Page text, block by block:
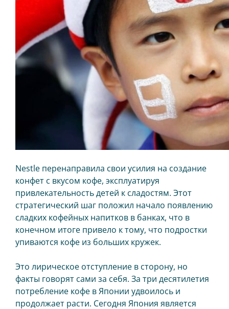
Nestle перенаправила свои усилия на создание
конфет с вкусом кофе, эксплуатируя
привлекательность детей к сладостям. Этот
стратегический шаг положил начало появлению
сладких кофейных напитков в банках, что в
конечном итоге привело к тому, что подростки
упиваются кофе из больших кружек.
Это лирическое отступление в сторону, но
факты говорят сами за себя. За три десятилетия
потребление кофе в Японии удвоилось и
продолжает расти. Сегодня Япония является